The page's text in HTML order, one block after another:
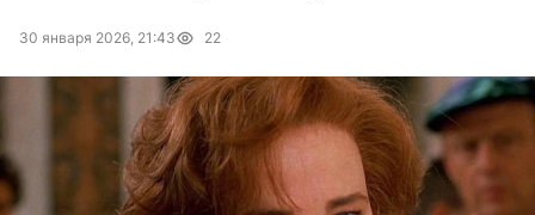
30 января 2026, 21:43 22